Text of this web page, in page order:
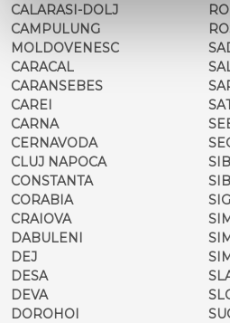
CALARASI-DOLJ
CAMPULUNG
MOLDOVENESC
CARACAL
CARANSEBES
CAREI
CARNA
CERNAVODA
CLUJ NAPOCA
CONSTANTA
CORABIA
CRAIOVA
DABULENI
DEJ
DESA
DEVA
DOROHOI